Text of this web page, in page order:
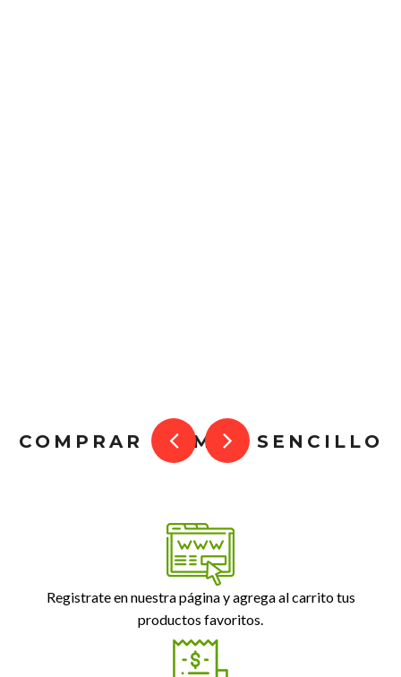
COMPRAR ES MUY SENCILLO
Registrate en nuestra página y agrega al carrito tus
productos favoritos.